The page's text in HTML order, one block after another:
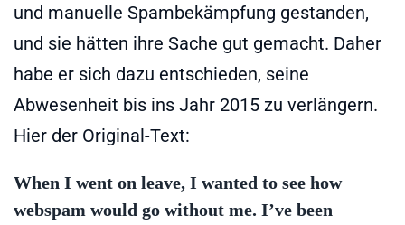
und manuelle Spambekämpfung gestanden,
und sie hätten ihre Sache gut gemacht. Daher
habe er sich dazu entschieden, seine
Abwesenheit bis ins Jahr 2015 zu verlängern.
Hier der Original-Text:
When I went on leave, I wanted to see how
webspam would go without me. I’ve been